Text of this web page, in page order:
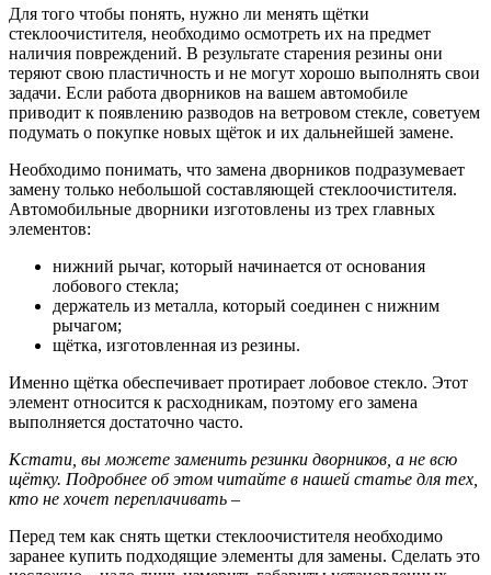
Для того чтобы понять, нужно ли менять щётки
стеклоочистителя, необходимо осмотреть их на предмет
наличия повреждений. В результате старения резины они
теряют свою пластичность и не могут хорошо выполнять свои
задачи. Если работа дворников на вашем автомобиле
приводит к появлению разводов на ветровом стекле, советуем
подумать о покупке новых щёток и их дальнейшей замене.
Необходимо понимать, что замена дворников подразумевает
замену только небольшой составляющей стеклоочистителя.
Автомобильные дворники изготовлены из трех главных
элементов:
нижний рычаг, который начинается от основания
лобового стекла;
держатель из металла, который соединен с нижним
рычагом;
щётка, изготовленная из резины.
Именно щётка обеспечивает протирает лобовое стекло. Этот
элемент относится к расходникам, поэтому его замена
выполняется достаточно часто.
Кстати, вы можете заменить резинки дворников, а не всю
щётку. Подробнее об этом читайте в нашей статье для тех,
кто не хочет переплачивать –
Перед тем как снять щетки стеклоочистителя необходимо
заранее купить подходящие элементы для замены. Сделать это